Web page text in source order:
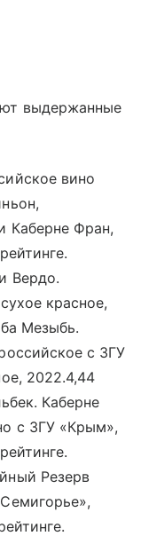
выдержанные
вино
Каберне Фран,
Вердо.
красное,
Мезыбь.
с ЗГУ
2022.4,44
Каберне
с ЗГУ «Крым»,
Резерв